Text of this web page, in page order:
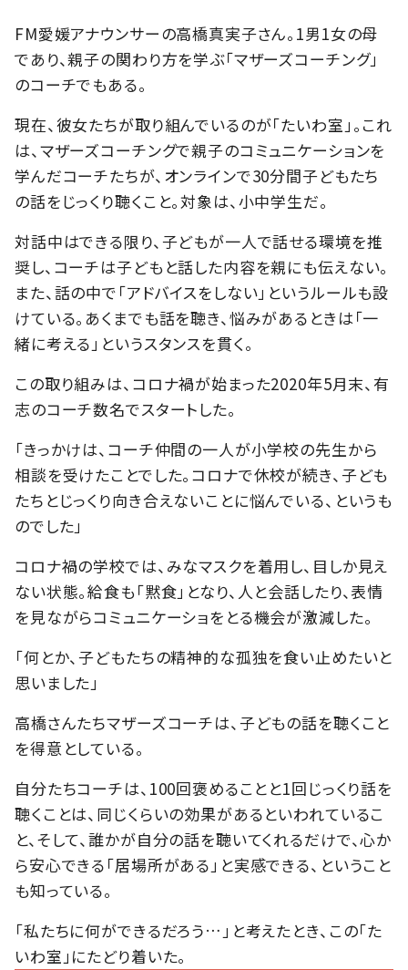
FM愛媛アナウンサーの高橋真実子さん。1男1女の母
であり、親子の関わり方を学ぶ「マザーズコーチング」
のコーチでもある。
現在、彼女たちが取り組んでいるのが「たいわ室」。これ
は、マザーズコーチングで親子のコミュニケーションを
学んだコーチたちが、オンラインで30分間子どもたち
の話をじっくり聴くこと。対象は、小中学生だ。
対話中はできる限り、子どもが一人で話せる環境を推
奨し、コーチは子どもと話した内容を親にも伝えない。
また、話の中で「アドバイスをしない」というルールも設
けている。あくまでも話を聴き、悩みがあるときは「一
緒に考える」というスタンスを貫く。
この取り組みは、コロナ禍が始まった2020年5月末、有
志のコーチ数名でスタートした。
「きっかけは、コーチ仲間の一人が小学校の先生から
相談を受けたことでした。コロナで休校が続き、子ども
たちとじっくり向き合えないことに悩んでいる、というも
のでした」
コロナ禍の学校では、みなマスクを着用し、目しか見え
ない状態。給食も「黙食」となり、人と会話したり、表情
を見ながらコミュニケーショをとる機会が激減した。
「何とか、子どもたちの精神的な孤独を食い止めたいと
思いました」
高橋さんたちマザーズコーチは、子どもの話を聴くこと
を得意としている。
自分たちコーチは、100回褒めることと1回じっくり話を
聴くことは、同じくらいの効果があるといわれているこ
と、そして、誰かが自分の話を聴いてくれるだけで、心か
ら安心できる「居場所がある」と実感できる、ということ
も知っている。
「私たちに何ができるだろう…」と考えたとき、この「た
いわ室」にたどり着いた。